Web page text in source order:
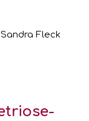
Sandra Fleck